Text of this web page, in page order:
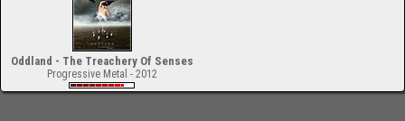
Oddland - The Treachery Of Senses
Progressive Metal - 2012